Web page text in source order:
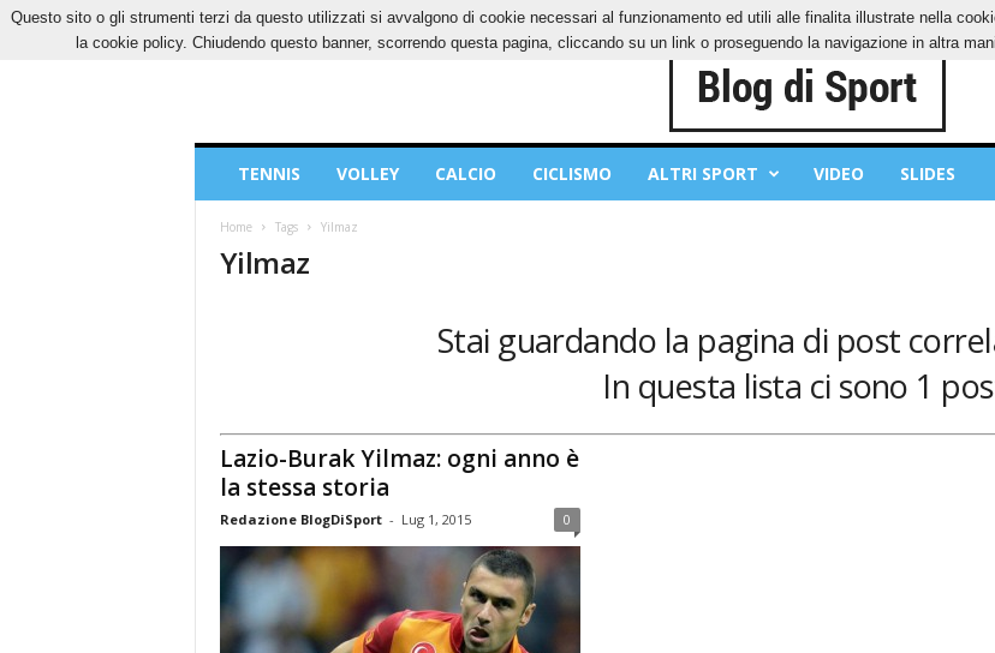
GIOVEDÌ, 6 AGOSTO 2026 CONTATTI COOKIES PRIVACY POLICY
Sport
TENNIS VOLLEY CALCIO CICLISMO ALTRI SPORT VIDEO SLIDES
Home Tags Yilmaz
Yilmaz
Stai guardando la pagina di post
In questa lista ci sono 1
Lazio-Burak Yilmaz: ogni anno è
la stessa storia
Redazione BlogDiSport - Lug 1, 2015 0
Questo sito o gli strumenti terzi da questo utilizzati si avvalgono di cookie necessari al funzionamento ed utili alle finalita illustrate nella
la cookie policy. Chiudendo questo banner, scorrendo questa pagina, cliccando su un link o proseguendo la navigazione in altra